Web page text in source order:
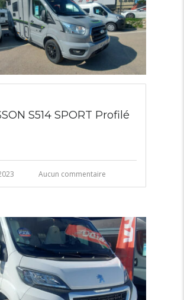
S514 SPORT Profilé
Aucun commentaire